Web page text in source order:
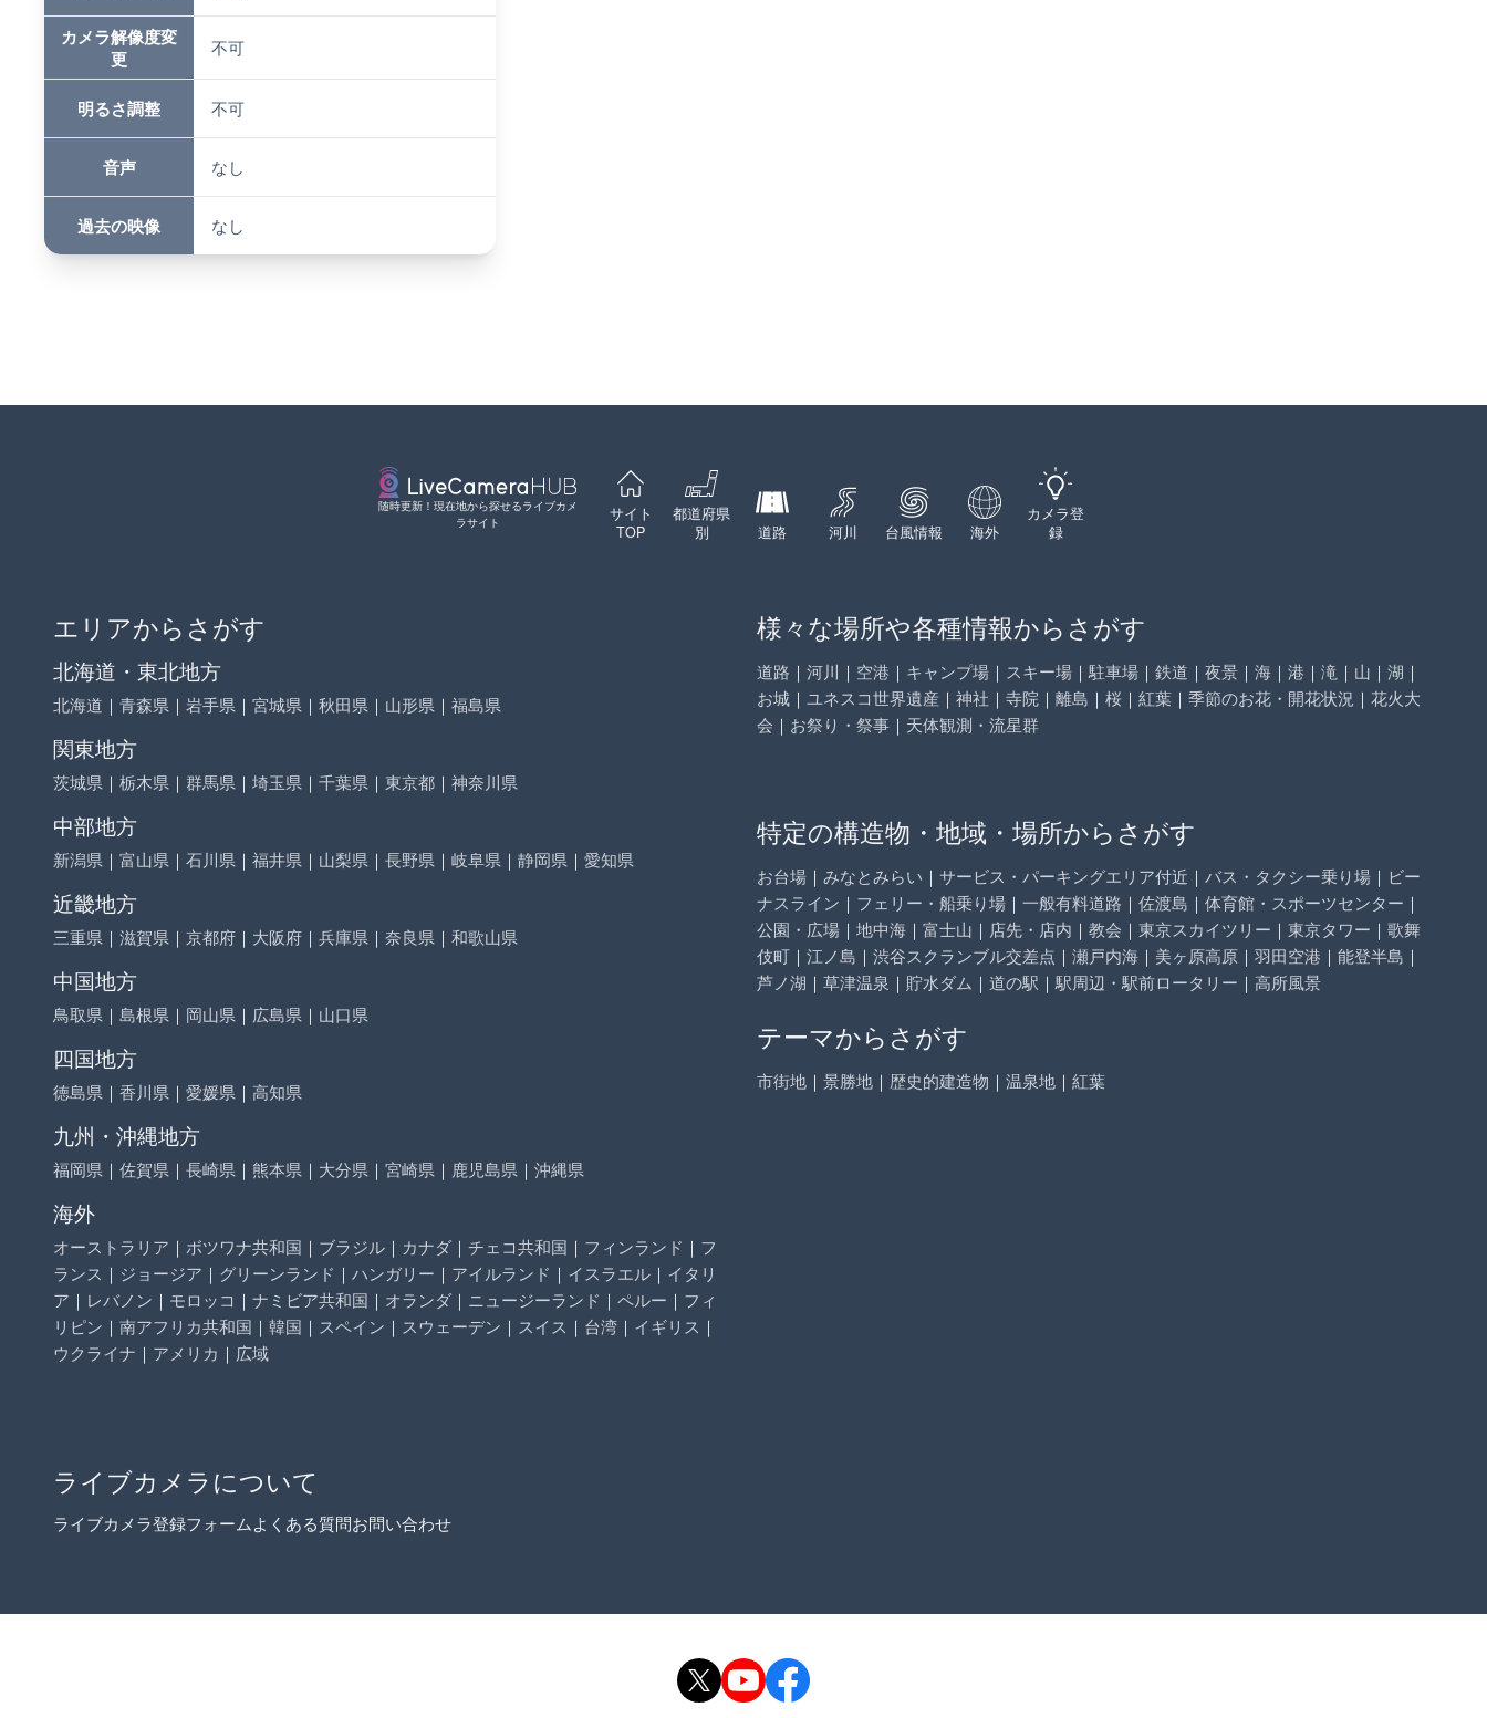
カメラ解像度変
更
不可
明るさ調整 不可
音声 なし
過去の映像 なし
随時更新！現在地から探せるライブカメ
ラサイト
サイト
TOP
都道府県
別
道路 河川 台風情報 海外
カメラ登
録
エリアからさがす
北海道・東北地方
北海道 ｜ 青森県 ｜ 岩手県 ｜ 宮城県 ｜ 秋田県 ｜ 山形県 ｜ 福島県
関東地方
茨城県 ｜ 栃木県 ｜ 群馬県 ｜ 埼玉県 ｜ 千葉県 ｜ 東京都 ｜ 神奈川県
中部地方
新潟県 ｜ 富山県 ｜ 石川県 ｜ 福井県 ｜ 山梨県 ｜ 長野県 ｜ 岐阜県 ｜ 静岡県 ｜ 愛知県
近畿地方
三重県 ｜ 滋賀県 ｜ 京都府 ｜ 大阪府 ｜ 兵庫県 ｜ 奈良県 ｜ 和歌山県
中国地方
鳥取県 ｜ 島根県 ｜ 岡山県 ｜ 広島県 ｜ 山口県
四国地方
徳島県 ｜ 香川県 ｜ 愛媛県 ｜ 高知県
九州・沖縄地方
福岡県 ｜ 佐賀県 ｜ 長崎県 ｜ 熊本県 ｜ 大分県 ｜ 宮崎県 ｜ 鹿児島県 ｜ 沖縄県
海外
オーストラリア ｜ ボツワナ共和国 ｜ ブラジル ｜ カナダ ｜ チェコ共和国 ｜ フィンランド ｜ フ
ランス ｜ ジョージア ｜ グリーンランド ｜ ハンガリー ｜ アイルランド ｜ イスラエル ｜ イタリ
ア ｜ レバノン ｜ モロッコ ｜ ナミビア共和国 ｜ オランダ ｜ ニュージーランド ｜ ペルー ｜ フィ
リピン ｜ 南アフリカ共和国 ｜ 韓国 ｜ スペイン ｜ スウェーデン ｜ スイス ｜ 台湾 ｜ イギリス ｜
ウクライナ ｜ アメリカ ｜ 広域
様々な場所や各種情報からさがす
道路 ｜ 河川 ｜ 空港 ｜ キャンプ場 ｜ スキー場 ｜ 駐車場 ｜ 鉄道 ｜ 夜景 ｜ 海 ｜ 港 ｜ 滝 ｜ 山 ｜ 湖 ｜
お城 ｜ ユネスコ世界遺産 ｜ 神社 ｜ 寺院 ｜ 離島 ｜ 桜 ｜ 紅葉 ｜ 季節のお花・開花状況 ｜ 花火大
会 ｜ お祭り・祭事 ｜ 天体観測・流星群
特定の構造物・地域・場所からさがす
お台場 ｜ みなとみらい ｜ サービス・パーキングエリア付近 ｜ バス・タクシー乗り場 ｜ ビー
ナスライン ｜ フェリー・船乗り場 ｜ 一般有料道路 ｜ 佐渡島 ｜ 体育館・スポーツセンター ｜
公園・広場 ｜ 地中海 ｜ 富士山 ｜ 店先・店内 ｜ 教会 ｜ 東京スカイツリー ｜ 東京タワー ｜ 歌舞
伎町 ｜ 江ノ島 ｜ 渋谷スクランブル交差点 ｜ 瀬戸内海 ｜ 美ヶ原高原 ｜ 羽田空港 ｜ 能登半島 ｜
芦ノ湖 ｜ 草津温泉 ｜ 貯水ダム ｜ 道の駅 ｜ 駅周辺・駅前ロータリー ｜ 高所風景
テーマからさがす
市街地 ｜ 景勝地 ｜ 歴史的建造物 ｜ 温泉地 ｜ 紅葉
ライブカメラについて
ライブカメラ登録フォームよくある質問お問い合わせ